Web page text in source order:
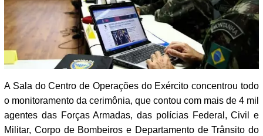
A Sala do Centro de Operações do Exército concentrou todo
o monitoramento da cerimônia, que contou com mais de 4 mil
agentes das Forças Armadas, das polícias Federal, Civil e
Militar, Corpo de Bombeiros e Departamento de Trânsito do